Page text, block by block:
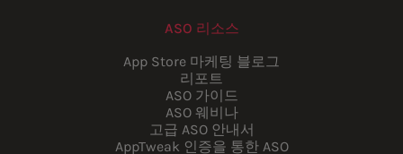
ASO 리소스
App Store 마케팅 블로그
리포트
ASO 가이드
ASO 웨비나
고급 ASO 안내서
AppTweak 인증을 통한 ASO